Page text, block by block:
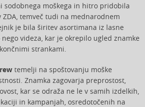
sodobnega moškega in hitro pridobila
temveč tudi na mednarodnem
je bila širitev asortimana iz lasne
videza, kar je okrepilo ugled znamke
strankami.
temelji na spoštovanju moške
Znamka zagovarja preprostost,
kar se odraža ne le v samih izdelkih,
in kampanjah, osredotočenih na